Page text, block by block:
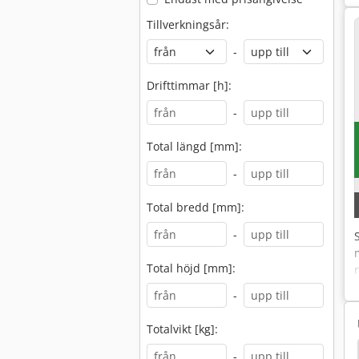
Tillverkningsår:
-
Drifttimmar [h]:
-
Total längd [mm]:
-
Total bredd [mm]:
-
Total höjd [mm]:
-
Totalvikt [kg]:
Biesse Rover 321 R